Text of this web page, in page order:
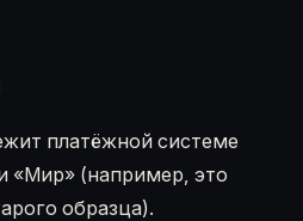
платёжной системе
«Мир» (например, это
образца).